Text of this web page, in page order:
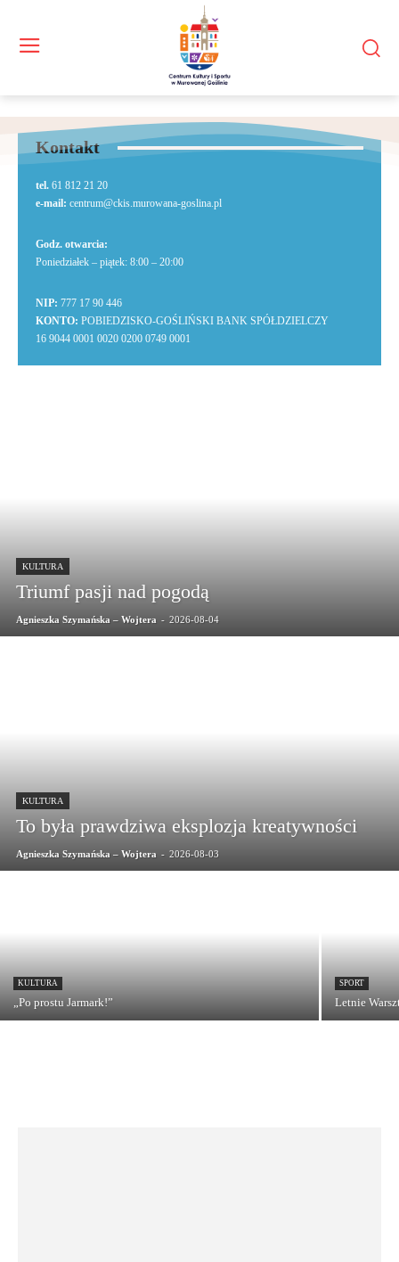
Kontakt
tel. 61 812 21 20
e-mail: centrum@ckis.murowana-goslina.pl
Godz. otwarcia:
Poniedziałek – piątek: 8:00 – 20:00
NIP: 777 17 90 446
KONTO: POBIEDZISKO-GOŚLIŃSKI BANK SPÓŁDZIELCZY
16 9044 0001 0020 0200 0749 0001
KULTURA
Triumf pasji nad pogodą
Agnieszka Szymańska – Wojtera - 2026-08-04
KULTURA
To była prawdziwa eksplozja kreatywności
Agnieszka Szymańska – Wojtera - 2026-08-03
KULTURA
„Po prostu Jarmark!”
SPORT
Letnie